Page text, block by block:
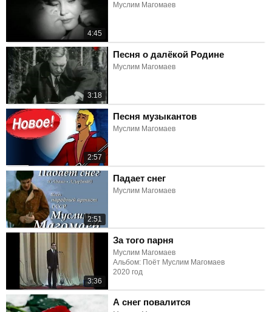
4:45
Муслим Магомаев
3:18
Песня о далёкой Родине
Муслим Магомаев
2:57
Песня музыкантов
Муслим Магомаев
2:51
Падает снег
Муслим Магомаев
3:36
За того парня
Муслим Магомаев
Альбом: Поёт Муслим Магомаев
2020 год
А снег повалится